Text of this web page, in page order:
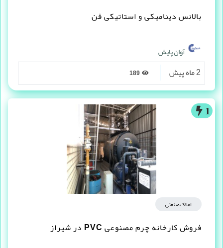
بالانس دینامیکی و استاتیکی فن
آوان پایش
2 ماه پیش
1
املاک صنعتی
فروش کارخانه چرم مصنوعى PVC در شیراز